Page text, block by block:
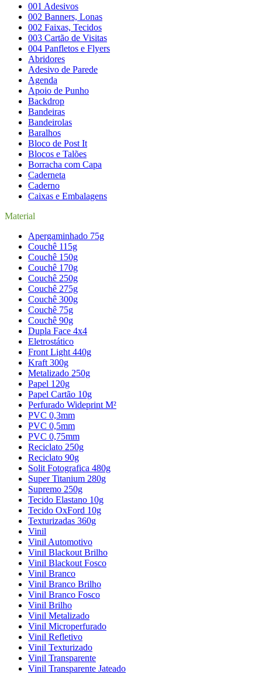
001 Adesivos
002 Banners, Lonas
002 Faixas, Tecidos
003 Cartão de Visitas
004 Panfletos e Flyers
Abridores
Adesivo de Parede
Agenda
Apoio de Punho
Backdrop
Bandeiras
Bandeirolas
Baralhos
Bloco de Post It
Blocos e Talões
Borracha com Capa
Caderneta
Caderno
Caixas e Embalagens
Material
Apergaminhado 75g
Couchê 115g
Couchê 150g
Couchê 170g
Couchê 250g
Couchê 275g
Couchê 300g
Couchê 75g
Couchê 90g
Dupla Face 4x4
Eletrostático
Front Light 440g
Kraft 300g
Metalizado 250g
Papel 120g
Papel Cartão 10g
Perfurado Wideprint M²
PVC 0,3mm
PVC 0,5mm
PVC 0,75mm
Reciclato 250g
Reciclato 90g
Solit Fotografica 480g
Super Titanium 280g
Supremo 250g
Tecido Elastano 10g
Tecido OxFord 10g
Texturizadas 360g
Vinil
Vinil Automotivo
Vinil Blackout Brilho
Vinil Blackout Fosco
Vinil Branco
Vinil Branco Brilho
Vinil Branco Fosco
Vinil Brilho
Vinil Metalizado
Vinil Microperfurado
Vinil Refletivo
Vinil Texturizado
Vinil Transparente
Vinil Transparente Jateado